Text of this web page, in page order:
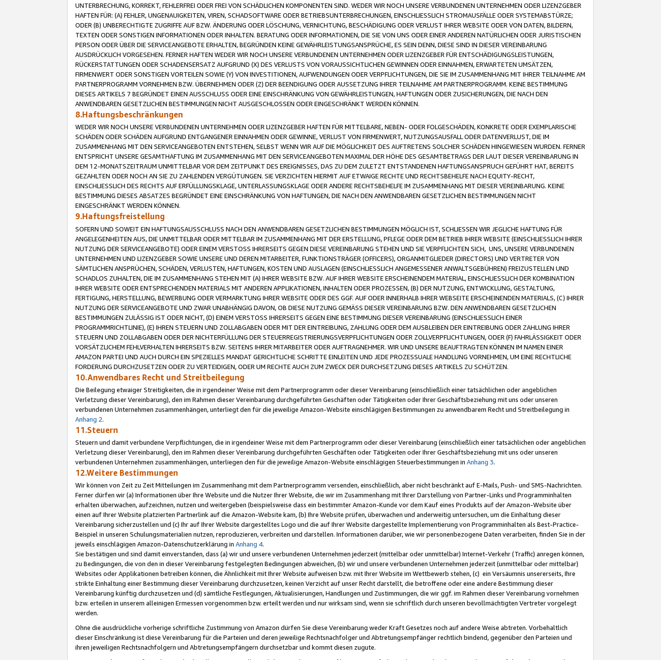
UNTERBRECHUNG, KORREKT, FEHLERFREI ODER FREI VON SCHÄDLICHEN KOMPONENTEN SIND. WEDER WIR NOCH UNSERE VERBUNDENEN UNTERNEHMEN ODER LIZENZGEBER
HAFTEN FÜR: (A) FEHLER, UNGENAUIGKEITEN, VIREN, SCHADSOFTWARE ODER BETRIEBSUNTERBRECHUNGEN, EINSCHLIESSLICH STROMAUSFÄLLE ODER SYSTEMABSTÜRZE;
ODER (B) UNBERECHTIGTE ZUGRIFFE AUF BZW. ÄNDERUNG ODER LÖSCHUNG, VERNICHTUNG, BESCHÄDIGUNG ODER VERLUST IHRER WEBSITE ODER VON DATEN, BILDERN,
TEXTEN ODER SONSTIGEN INFORMATIONEN ODER INHALTEN. BERATUNG ODER INFORMATIONEN, DIE SIE VON UNS ODER EINER ANDEREN NATÜRLICHEN ODER JURISTISCHEN
PERSON ODER ÜBER DIE SERVICEANGEBOTE ERHALTEN, BEGRÜNDEN KEINE GEWÄHRLEISTUNGSANSPRÜCHE, ES SEIN DENN, DIESE SIND IN DIESER VEREINBARUNG
AUSDRÜCKLICH VORGESEHEN. FERNER HAFTEN WEDER WIR NOCH UNSERE VERBUNDENEN UNTERNEHMEN ODER LIZENZGEBER FÜR ENTSCHÄDIGUNGSLEISTUNGEN,
RÜCKERSTATTUNGEN ODER SCHADENSERSATZ AUFGRUND (X) DES VERLUSTS VON VORAUSSICHTLICHEN GEWINNEN ODER EINNAHMEN, ERWARTETEN UMSÄTZEN,
FIRMENWERT ODER SONSTIGEN VORTEILEN SOWIE (Y) VON INVESTITIONEN, AUFWENDUNGEN ODER VERPFLICHTUNGEN, DIE SIE IM ZUSAMMENHANG MIT IHRER TEILNAHME AM
PARTNERPROGRAMM VORNEHMEN BZW. ÜBERNEHMEN ODER (Z) DER BEENDIGUNG ODER AUSSETZUNG IHRER TEILNAHME AM PARTNERPROGRAMM. KEINE BESTIMMUNG
DIESES ARTIKELS 7 BEGRÜNDET EINEN AUSSCHLUSS ODER EINE EINSCHRÄNKUNG VON GEWÄHRLEISTUNGEN, HAFTUNGEN ODER ZUSICHERUNGEN, DIE NACH DEN
ANWENDBAREN GESETZLICHEN BESTIMMUNGEN NICHT AUSGESCHLOSSEN ODER EINGESCHRÄNKT WERDEN KÖNNEN.
8.Haftungsbeschränkungen
WEDER WIR NOCH UNSERE VERBUNDENEN UNTERNEHMEN ODER LIZENZGEBER HAFTEN FÜR MITTELBARE, NEBEN- ODER FOLGESCHÄDEN, KONKRETE ODER EXEMPLARISCHE
SCHÄDEN ODER SCHÄDEN AUFGRUND ENTGANGENER EINNAHMEN ODER GEWINNE, VERLUST VON FIRMENWERT, NUTZUNGSAUSFALL ODER DATENVERLUST, DIE IM
ZUSAMMENHANG MIT DEN SERVICEANGEBOTEN ENTSTEHEN, SELBST WENN WIR AUF DIE MÖGLICHKEIT DES AUFTRETENS SOLCHER SCHÄDEN HINGEWIESEN WURDEN. FERNER
ENTSPRICHT UNSERE GESAMTHAFTUNG IM ZUSAMMENHANG MIT DEN SERVICEANGEBOTEN MAXIMAL DER HÖHE DES GESAMTBETRAGS DER LAUT DIESER VEREINBARUNG IN
DEM 12-MONATSZEITRAUM UNMITTELBAR VOR DEM ZEITPUNKT DES EREIGNISSES, DAS ZU DEM ZULETZT ENTSTANDENEN HAFTUNGSANSPRUCH GEFÜHRT HAT, BEREITS
GEZAHLTEN ODER NOCH AN SIE ZU ZAHLENDEN VERGÜTUNGEN. SIE VERZICHTEN HIERMIT AUF ETWAIGE RECHTE UND RECHTSBEHELFE NACH EQUITY-RECHT,
EINSCHLIESSLICH DES RECHTS AUF ERFÜLLUNGSKLAGE, UNTERLASSUNGSKLAGE ODER ANDERE RECHTSBEHELFE IM ZUSAMMENHANG MIT DIESER VEREINBARUNG. KEINE
BESTIMMUNG DIESES ABSATZES BEGRÜNDET EINE EINSCHRÄNKUNG VON HAFTUNGEN, DIE NACH DEN ANWENDBAREN GESETZLICHEN BESTIMMUNGEN NICHT
EINGESCHRÄNKT WERDEN KÖNNEN.
9.Haftungsfreistellung
SOFERN UND SOWEIT EIN HAFTUNGSAUSSCHLUSS NACH DEN ANWENDBAREN GESETZLICHEN BESTIMMUNGEN MÖGLICH IST, SCHLIESSEN WIR JEGLICHE HAFTUNG FÜR
ANGELEGENHEITEN AUS, DIE UNMITTELBAR ODER MITTELBAR IM ZUSAMMENHANG MIT DER ERSTELLUNG, PFLEGE ODER DEM BETRIEB IHRER WEBSITE (EINSCHLIESSLICH IHRER
NUTZUNG DER SERVICEANGEBOTE) ODER EINEM VERSTOSS IHRERSEITS GEGEN DIESE VEREINBARUNG STEHEN UND SIE VERPFLICHTEN SICH, UNS, UNSERE VERBUNDENEN
UNTERNEHMEN UND LIZENZGEBER SOWIE UNSERE UND DEREN MITARBEITER, FUNKTIONSTRÄGER (OFFICERS), ORGANMITGLIEDER (DIRECTORS) UND VERTRETER VON
SÄMTLICHEN ANSPRÜCHEN, SCHÄDEN, VERLUSTEN, HAFTUNGEN, KOSTEN UND AUSLAGEN (EINSCHLIESSLICH ANGEMESSENER ANWALTSGEBÜHREN) FREIZUSTELLEN UND
SCHADLOS ZUHALTEN, DIE IM ZUSAMMENHANG STEHEN MIT (A) IHRER WEBSITE BZW. AUF IHRER WEBSITE ERSCHEINENDEM MATERIAL, EINSCHLIESSLICH DER KOMBINATION
IHRER WEBSITE ODER ENTSPRECHENDEN MATERIALS MIT ANDEREN APPLIKATIONEN, INHALTEN ODER PROZESSEN, (B) DER NUTZUNG, ENTWICKLUNG, GESTALTUNG,
FERTIGUNG, HERSTELLUNG, BEWERBUNG ODER VERMARKTUNG IHRER WEBSITE ODER DES GGF. AUF ODER INNERHALB IHRER WEBSEITE ERSCHEINENDEN MATERIALS, (C) IHRER
NUTZUNG DER SERVICEANGEBOTE UND ZWAR UNABHÄNGIG DAVON, OB DIESE NUTZUNG GEMÄSS DIESER VEREINBARUNG BZW. DEN ANWENDBAREN GESETZLICHEN
BESTIMMUNGEN ZULÄSSIG IST ODER NICHT, (D) EINEM VERSTOSS IHRERSEITS GEGEN EINE BESTIMMUNG DIESER VEREINBARUNG (EINSCHLIESSLICH EINER
PROGRAMMRICHTLINIE), (E) IHREN STEUERN UND ZOLLABGABEN ODER MIT DER EINTREIBUNG, ZAHLUNG ODER DEM AUSBLEIBEN DER EINTREIBUNG ODER ZAHLUNG IHRER
STEUERN UND ZOLLABGABEN ODER DER NICHTERFÜLLUNG DER STEUERREGISTRIERUNGSVERPFLICHTUNGEN ODER ZOLLVERPFLICHTUNGEN, ODER (F) FAHRLÄSSIGKEIT ODER
VORSÄTZLICHEM FEHLVERHALTEN IHRERSEITS BZW. SEITENS IHRER MITARBEITER ODER AUFTRAGNEHMER. WIR UND UNSERE BEAUFTRAGTEN KÖNNEN IM NAMEN EINER
AMAZON PARTEI UND AUCH DURCH EIN SPEZIELLES MANDAT GERICHTLICHE SCHRITTE EINLEITEN UND JEDE PROZESSUALE HANDLUNG VORNEHMEN, UM EINE RECHTLICHE
FORDERUNG DURCHZUSETZEN ODER ZU VERTEIDIGEN, ODER UM RECHTE AUCH ZUM ZWECK DER DURCHSETZUNG DIESES ARTIKELS ZU SCHÜTZEN.
10.Anwendbares Recht und Streitbeilegung
Die Beilegung etwaiger Streitigkeiten, die in irgendeiner Weise mit dem Partnerprogramm oder dieser Vereinbarung (einschließlich einer tatsächlichen oder angeblichen
Verletzung dieser Vereinbarung), den im Rahmen dieser Vereinbarung durchgeführten Geschäften oder Tätigkeiten oder Ihrer Geschäftsbeziehung mit uns oder unseren
verbundenen Unternehmen zusammenhängen, unterliegt den für die jeweilige Amazon-Website einschlägigen Bestimmungen zu anwendbarem Recht und Streitbeilegung in
Anhang 2.
11.Steuern
Steuern und damit verbundene Verpflichtungen, die in irgendeiner Weise mit dem Partnerprogramm oder dieser Vereinbarung (einschließlich einer tatsächlichen oder angeblichen
Verletzung dieser Vereinbarung), den im Rahmen dieser Vereinbarung durchgeführten Geschäften oder Tätigkeiten oder Ihrer Geschäftsbeziehung mit uns oder unseren
verbundenen Unternehmen zusammenhängen, unterliegen den für die jeweilige Amazon-Website einschlägigen Steuerbestimmungen in Anhang 3.
12.Weitere Bestimmungen
Wir können von Zeit zu Zeit Mitteilungen im Zusammenhang mit dem Partnerprogramm versenden, einschließlich, aber nicht beschränkt auf E-Mails, Push- und SMS-Nachrichten.
Ferner dürfen wir (a) Informationen über Ihre Website und die Nutzer Ihrer Website, die wir im Zusammenhang mit Ihrer Darstellung von Partner-Links und Programminhalten
erhalten überwachen, aufzeichnen, nutzen und weitergeben (beispielsweise dass ein bestimmter Amazon-Kunde vor dem Kauf eines Produkts auf der Amazon-Website über
einen auf Ihrer Website platzierten Partnerlink auf die Amazon-Website kam, (b) Ihre Website prüfen, überwachen und anderweitig untersuchen, um die Einhaltung dieser
Vereinbarung sicherzustellen und (c) Ihr auf Ihrer Website dargestelltes Logo und die auf Ihrer Website dargestellte Implementierung von Programminhalten als Best-Practice-
Beispiel in unseren Schulungsmaterialien nutzen, reproduzieren, verbreiten und darstellen. Informationen darüber, wie wir personenbezogene Daten verarbeiten, finden Sie in der
jeweils einschlägigen Amazon-Datenschutzerklärung in Anhang 4.
Sie bestätigen und sind damit einverstanden, dass (a) wir und unsere verbundenen Unternehmen jederzeit (mittelbar oder unmittelbar) Internet-Verkehr (Traffic) anregen können,
zu Bedingungen, die von den in dieser Vereinbarung festgelegten Bedingungen abweichen, (b) wir und unsere verbundenen Unternehmen jederzeit (unmittelbar oder mittelbar)
Websites oder Applikationen betreiben können, die Ähnlichkeit mit Ihrer Website aufweisen bzw. mit Ihrer Website im Wettbewerb stehen, (c) ein Versäumnis unsererseits, Ihre
strikte Einhaltung einer Bestimmung dieser Vereinbarung durchzusetzen, keinen Verzicht auf unser Recht darstellt, die betroffene oder eine andere Bestimmung dieser
Vereinbarung künftig durchzusetzen und (d) sämtliche Festlegungen, Aktualisierungen, Handlungen und Zustimmungen, die wir ggf. im Rahmen dieser Vereinbarung vornehmen
bzw. erteilen in unserem alleinigen Ermessen vorgenommen bzw. erteilt werden und nur wirksam sind, wenn sie schriftlich durch unseren bevollmächtigten Vertreter vorgelegt
werden.
Ohne die ausdrückliche vorherige schriftliche Zustimmung von Amazon dürfen Sie diese Vereinbarung weder Kraft Gesetzes noch auf andere Weise abtreten. Vorbehaltlich
dieser Einschränkung ist diese Vereinbarung für die Parteien und deren jeweilige Rechtsnachfolger und Abtretungsempfänger rechtlich bindend, gegenüber den Parteien und
ihren jeweiligen Rechtsnachfolgern und Abtretungsempfängern durchsetzbar und kommt diesen zugute.